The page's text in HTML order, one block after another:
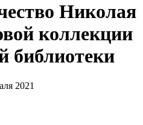
Николая
коллекции
библиотеки
2021